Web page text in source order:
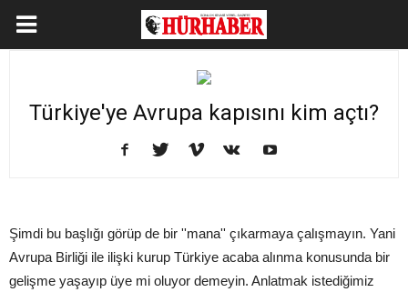
Türkiye'ye Avrupa kapısını kim açtı?
Şimdi bu başlığı görüp de bir ''mana'' çıkarmaya çalışmayın. Yani
Avrupa Birliği ile ilişki kurup Türkiye acaba alınma konusunda bir
gelişme yaşayıp üye mi oluyor demeyin. Anlatmak istediğimiz